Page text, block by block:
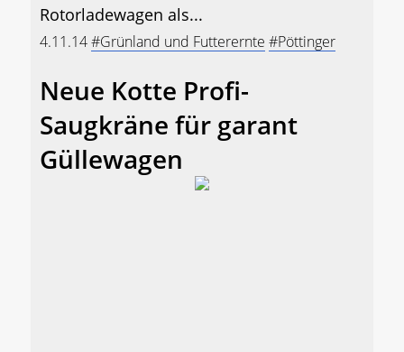
Rotorladewagen als...
4.11.14#Grünland und Futterernte #Pöttinger
Neue Kotte Profi-
Saugkräne für garant
Güllewagen